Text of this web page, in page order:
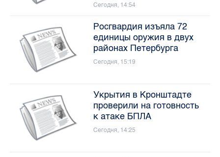
Сегодня, 14:54
Росгвардия изъяла 72
единицы оружия в двух
районах Петербурга
Сегодня, 15:19
Укрытия в Кронштадте
проверили на готовность
к атаке БПЛА
Сегодня, 14:25